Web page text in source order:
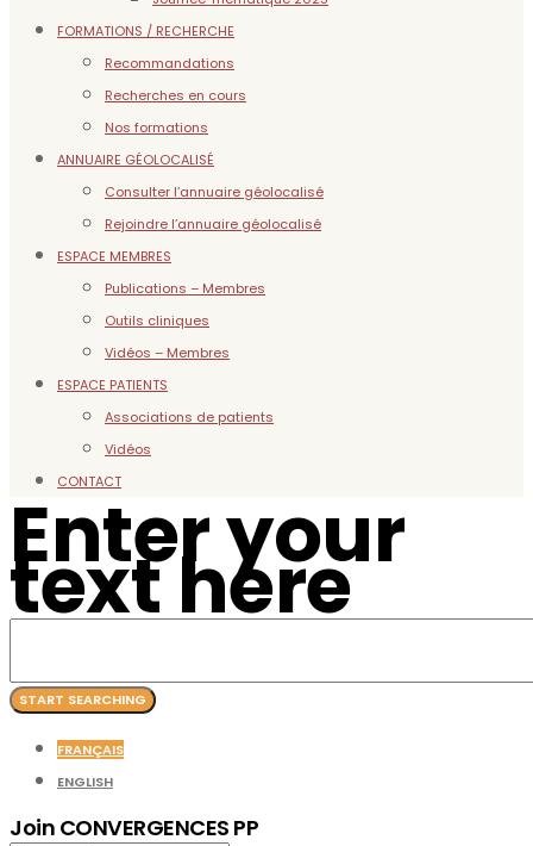
FORMATIONS / RECHERCHE
Recommandations
Recherches en cours
Nos formations
ANNUAIRE GÉOLOCALISÉ
Consulter l’annuaire géolocalisé
Rejoindre l’annuaire géolocalisé
ESPACE MEMBRES
Publications – Membres
Outils cliniques
Vidéos – Membres
ESPACE PATIENTS
Associations de patients
Vidéos
CONTACT
Enter your
text here
FRANÇAIS
ENGLISH
Join CONVERGENCES PP